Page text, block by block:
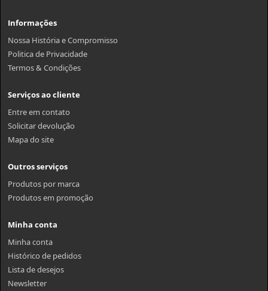
Informações
Nossa História e Compromisso
Politica de Privacidade
Termos & Condições
Serviços ao cliente
Entre em contato
Solicitar devolução
Mapa do site
Outros serviços
Produtos por marca
Produtos em promoção
Minha conta
Minha conta
Histórico de pedidos
Lista de desejos
Newsletter